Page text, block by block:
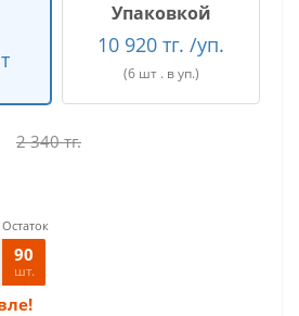
Упаковкой
10 920 тг. /уп.
(6 шт . в уп.)
2 340тг.
Остаток
90
шт.